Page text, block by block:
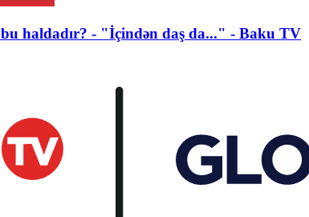
haldadır? - "İçindən daş da..." - Baku TV